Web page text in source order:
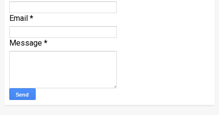
Email *
Message *